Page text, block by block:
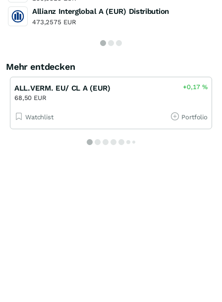
Allianz Interglobal A (EUR) Distribution
473,2575 EUR
Mehr entdecken
ALL.VERM. EU/ CL A (EUR)
68,50 EUR
+0,17%
Watchlist Portfolio